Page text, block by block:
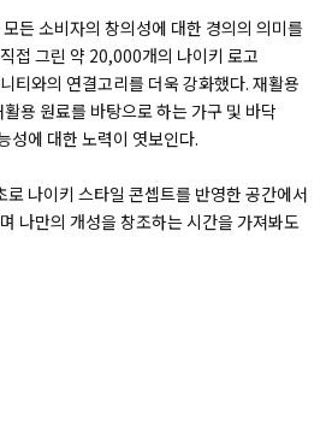
든 소비자의 창의성에 대한 경의의 의미를
접 그린 약 20,000개의 나이키 로고
티와의 연결고리를 더욱 강화했다. 재활용
용 원료를 바탕으로 하는 가구 및 바닥
성에 대한 노력이 엿보인다.
로 나이키 스타일 콘셉트를 반영한 공간에서
나만의 개성을 창조하는 시간을 가져봐도